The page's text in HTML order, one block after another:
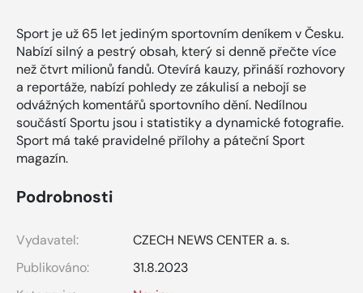
Sport je už 65 let jediným sportovním deníkem v Česku.
Nabízí silný a pestrý obsah, který si denně přečte více
než čtvrt milionů fandů. Otevírá kauzy, přináší rozhovory
a reportáže, nabízí pohledy ze zákulisí a nebojí se
odvážných komentářů sportovního dění. Nedílnou
součástí Sportu jsou i statistiky a dynamické fotografie.
Sport má také pravidelné přílohy a páteční Sport
magazín.
Podrobnosti
Vydavatel:
CZECH NEWS CENTER a. s.
Publikováno:
31.8.2023